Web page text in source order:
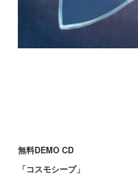
無料DEMO CD
「コスモシープ」